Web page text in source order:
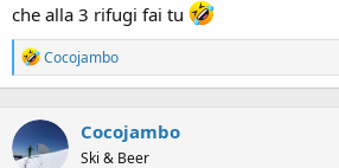
che alla 3 rifugi fai tu
R
e
a
i
Cocojambo
Cocojambo
Ski & Beer